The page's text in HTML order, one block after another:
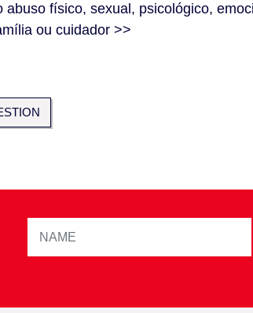
físico, sexual, psicológico,
ou cuidador >>